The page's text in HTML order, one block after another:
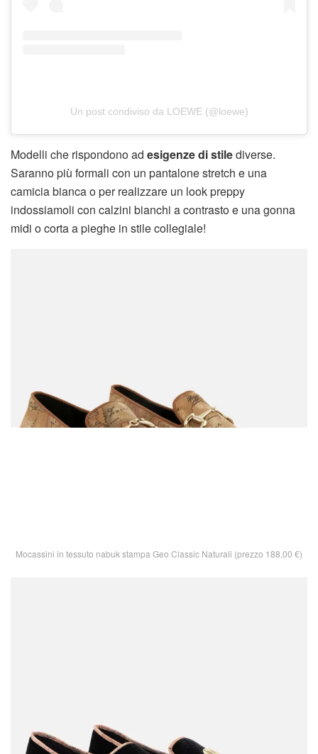
Un post condiviso da LOEWE (@loewe)
Modelli che rispondono ad esigenze di stilediverse.
Saranno più formali con un pantalone stretch e una
camicia bianca o per realizzare un look preppy
indossiamoli con calzini bianchi a contrasto e una gonna
midi o corta a pieghe in stile collegiale!
Mocassini in tessuto nabuk stampa Geo Classic Naturali (prezzo 188,00 €)